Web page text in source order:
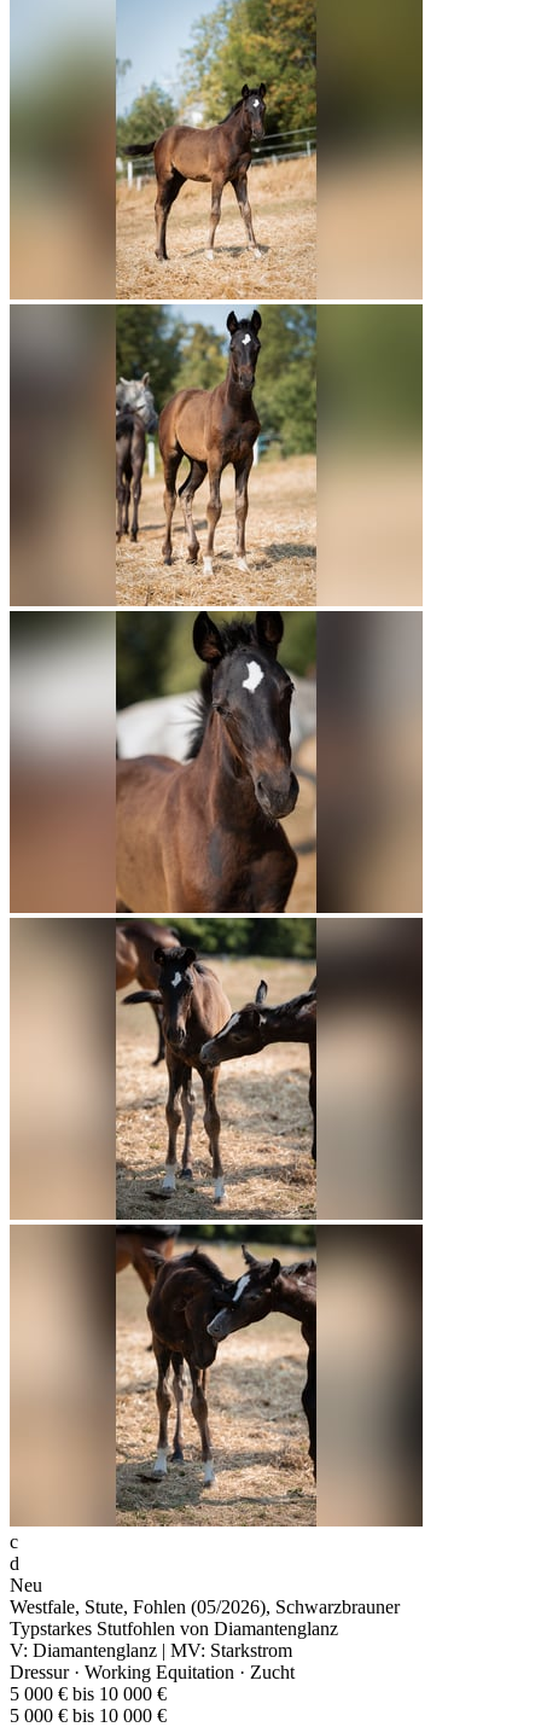
c
d
Neu
Westfale, Stute, Fohlen (05/2026), Schwarzbrauner
Typstarkes Stutfohlen von Diamantenglanz
V: Diamantenglanz | MV: Starkstrom
Dressur · Working Equitation · Zucht
5 000 € bis 10 000 €
5 000 € bis 10 000 €